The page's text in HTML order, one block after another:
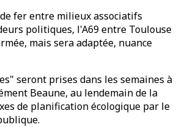
fer entre milieux associatifs
politiques, l'A69 entre Toulouse
mais sera adaptée, nuance
seront prises dans les semaines à
Beaune, au lendemain de la
de planification écologique par le